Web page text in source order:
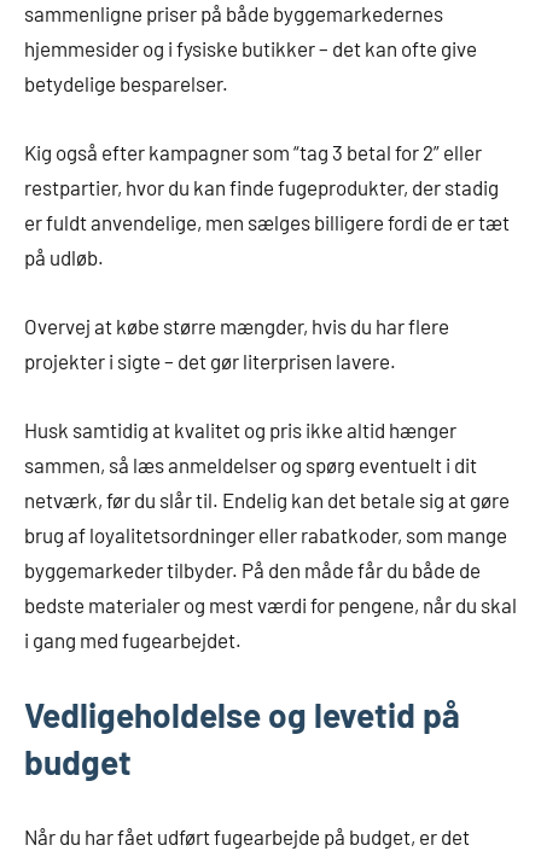
sammenligne priser på både byggemarkedernes
hjemmesider og i fysiske butikker – det kan ofte give
betydelige besparelser.
Kig også efter kampagner som “tag 3 betal for 2” eller
restpartier, hvor du kan finde fugeprodukter, der stadig
er fuldt anvendelige, men sælges billigere fordi de er tæt
på udløb.
Overvej at købe større mængder, hvis du har flere
projekter i sigte – det gør literprisen lavere.
Husk samtidig at kvalitet og pris ikke altid hænger
sammen, så læs anmeldelser og spørg eventuelt i dit
netværk, før du slår til. Endelig kan det betale sig at gøre
brug af loyalitetsordninger eller rabatkoder, som mange
byggemarkeder tilbyder. På den måde får du både de
bedste materialer og mest værdi for pengene, når du skal
i gang med fugearbejdet.
Vedligeholdelse og levetid på
budget
Når du har fået udført fugearbejde på budget, er det